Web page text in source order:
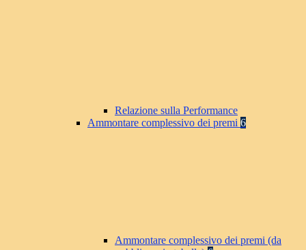
Relazione sulla Performance
Ammontare complessivo dei premi 6
Ammontare complessivo dei premi (da